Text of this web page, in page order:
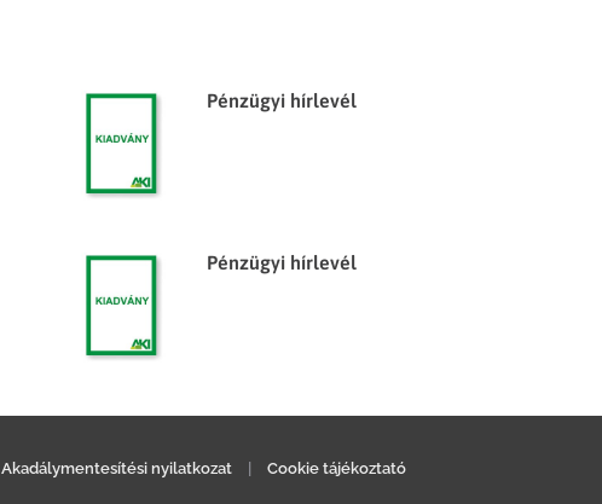
Pénzügyi hírlevél
Pénzügyi hírlevél
Akadálymentesítési nyilatkozat Cookie tájékoztató